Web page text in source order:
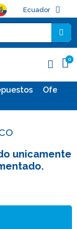
Ecuador
Ofertas
unicamente